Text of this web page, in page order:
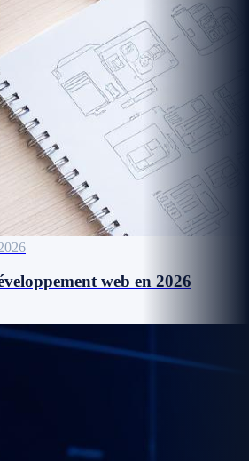
web en 2026